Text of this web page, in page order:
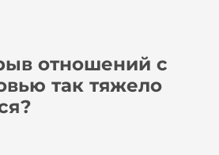
отношений с
так тяжело